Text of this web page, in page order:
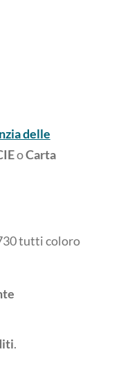
delle
oCarta
tutti coloro
.